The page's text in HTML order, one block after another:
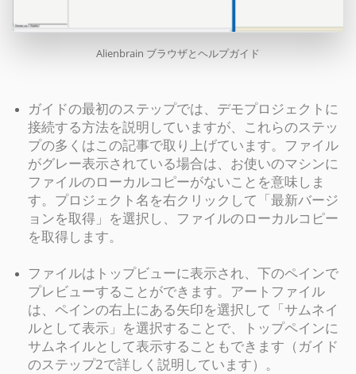
Alienbrain ブラウザとヘルプガイド
ガイドの最初のステップでは、デモプロジェクトに
接続する方法を説明していますが、これらのステッ
プの多くはこの記事で取り上げています。ファイル
がグレー表示されている場合は、お使いのマシンに
ファイルのローカルコピーがないことを意味しま
す。プロジェクト名を右クリックして「最新バージ
ョンを取得」を選択し、ファイルのローカルコピー
を取得します。
ファイルはトップビューに表示され、下のペインで
プレビューすることができます。アートファイル
は、ペインの右上にある矢印を選択して「サムネイ
ルとして表示」を選択することで、トップペインに
サムネイルとして表示することもできます（ガイド
のステップ2で詳しく説明しています）。